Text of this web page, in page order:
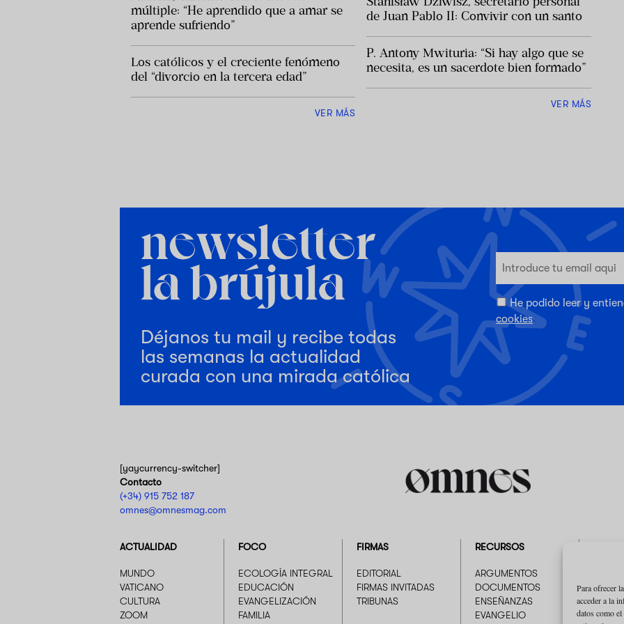
Para ofrecer
acceder a la
datos como
múltiple: “He aprendido que a amar se
aprende sufriendo”
Los católicos y el creciente fenómeno
del “divorcio en la tercera edad”
VER MÁS
de Juan Pablo II: Convivir con un santo
P. Antony Mwituria: “Si hay algo que se
necesita, es un sacerdote bien formado”
VER MÁS
Déjanos tu mail y recibe todas
las semanas la actualidad
curada con una mirada católica
He podido leer y
cookies
[yaycurrency-switcher]
Contacto
(+34) 915 752 187
omnes@omnesmag.com
ACTUALIDAD
MUNDO
VATICANO
CULTURA
ZOOM
FOCO
ECOLOGÍA INTEGRAL
EDUCACIÓN
EVANGELIZACIÓN
FAMILIA
FIRMAS
EDITORIAL
FIRMAS INVITADAS
TRIBUNAS
RECURSOS
ARGUMENTOS
DOCUMENTOS
ENSEÑANZAS
EVANGELIO